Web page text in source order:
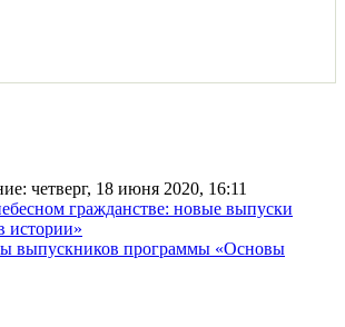
четверг, 18 июня 2020, 16:11
гражданстве: новые выпуски
истории»
выпускников программы «Основы